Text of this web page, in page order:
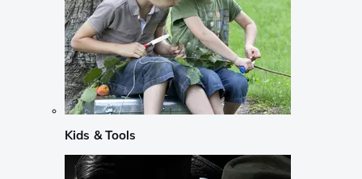
Kids & Tools